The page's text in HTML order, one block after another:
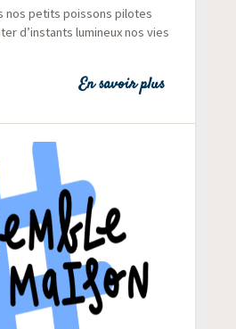
nos petits pois­sons pilotes
d’instants lumi­neux nos vies
En savoir plus